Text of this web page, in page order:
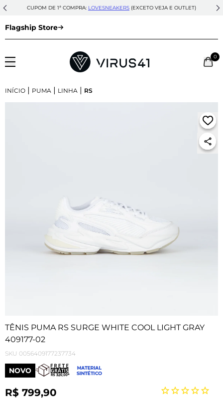
CUPOM DE 1ª COMPRA: LOVESNEAKERS (EXCETO VEJA E OUTLET)
Flagship Store
0
INÍCIO | PUMA | LINHA | RS
NOVO
TÊNIS PUMA RS SURGE WHITE COOL LIGHT GRAY
409177-02
SKU 0056409177237734
R$ 799,90